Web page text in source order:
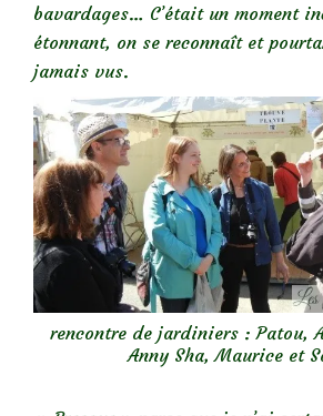
bavardages… C’était un moment
étonnant, on se reconnaît et
jamais vus.
rencontre de jardiniers : Patou,
Anny Sha, Maurice et